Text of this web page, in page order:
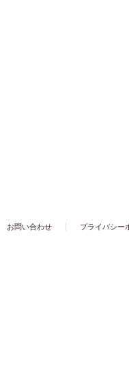
お問い合わせ プライバシー